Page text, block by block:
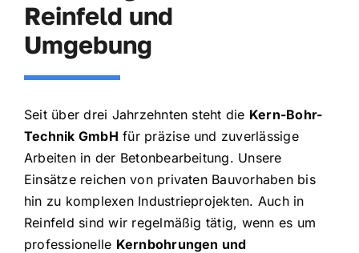
Reinfeld und
Umgebung
Seit über drei Jahrzehnten steht die Kern-Bohr-
Technik GmbH für präzise und zuverlässige
Arbeiten in der Betonbearbeitung. Unsere
Einsätze reichen von privaten Bauvorhaben bis
hin zu komplexen Industrieprojekten. Auch in
Reinfeld sind wir regelmäßig tätig, wenn es um
professionelle Kernbohrungen und